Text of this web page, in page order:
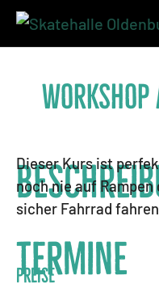
Skip to main navigation
Skip to main content
Skip to page footer
Dieser Kurs ist
noch nie auf
sicher Fahrrad
Termine
Preise